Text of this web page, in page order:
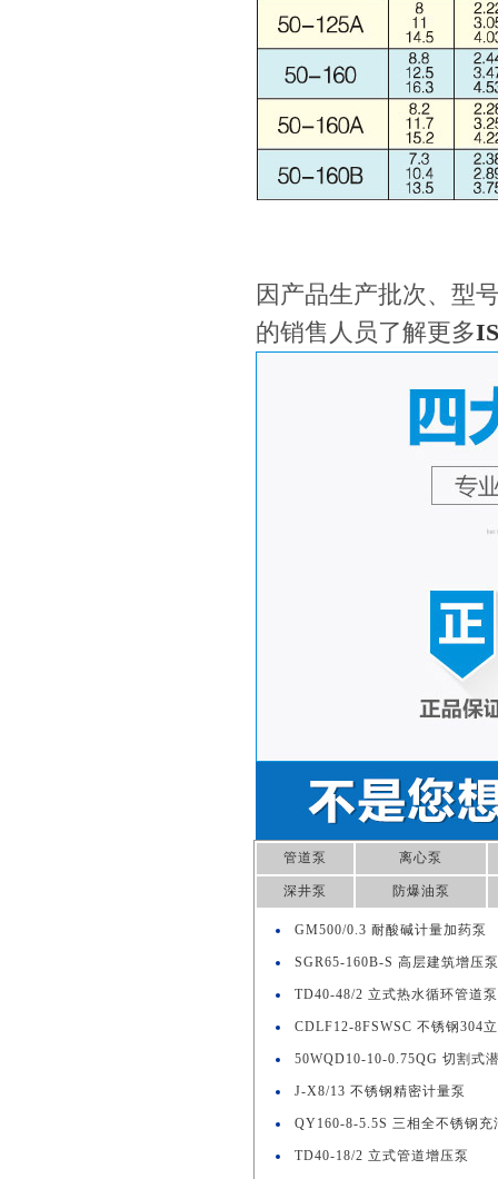
因产品生产批次、型
的销售人员了解更多
管道泵 离心泵
深井泵 防爆油泵
GM500/0.3 耐酸碱计量加药泵
SGR65-160B-S 高层建筑增压泵
TD40-48/2 立式热水循环管道泵
CDLF12-8FSWSC 不锈钢304
50WQD10-10-0.75QG 切割式
J-X8/13 不锈钢精密计量泵
QY160-8-5.5S 三相全不锈钢充
TD40-18/2 立式管道增压泵